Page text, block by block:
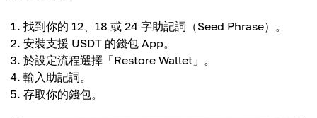
找到你的 12、18 或 24 字助記詞（Seed Phrase）。
安裝支援 USDT 的錢包 App。
於設定流程選擇「Restore Wallet」。
輸入助記詞。
存取你的錢包。